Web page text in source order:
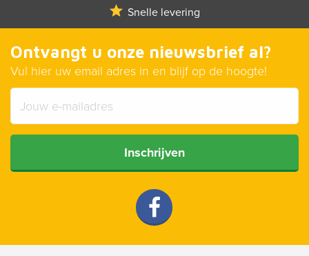
Snelle levering
Ontvangt u onze nieuwsbrief al?
Vul hier uw email adres in en blijf op de hoogte!
Inschrijven